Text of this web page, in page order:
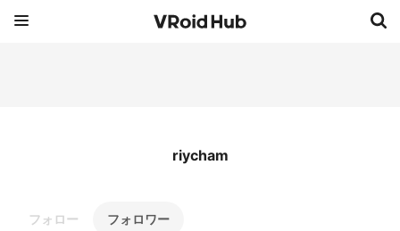
riycham
フォロー フォロワー